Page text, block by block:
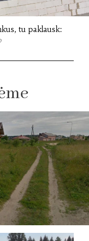
tu paklausk: